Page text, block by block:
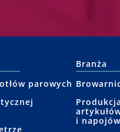
parowych
Branża
i napojów